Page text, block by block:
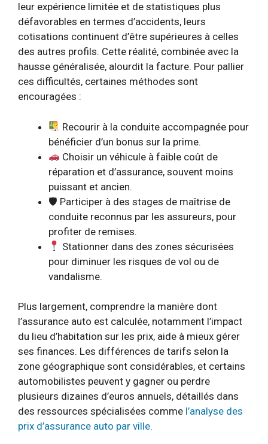
leur expérience limitée et de statistiques plus
défavorables en termes d’accidents, leurs
cotisations continuent d’être supérieures à celles
des autres profils. Cette réalité, combinée avec la
hausse généralisée, alourdit la facture. Pour pallier
ces difficultés, certaines méthodes sont
encouragées :
Recourir à la conduite accompagnée pour
bénéficier d’un bonus sur la prime.
Choisir un véhicule à faible coût de
réparation et d’assurance, souvent moins
puissant et ancien.
🛡 Participer à des stages de maîtrise de
conduite reconnus par les assureurs, pour
profiter de remises.
Stationner dans des zones sécurisées
pour diminuer les risques de vol ou de
vandalisme.
Plus largement, comprendre la manière dont
l’assurance auto est calculée, notamment l’impact
du lieu d’habitation sur les prix, aide à mieux gérer
ses finances. Les différences de tarifs selon la
zone géographique sont considérables, et certains
automobilistes peuvent y gagner ou perdre
plusieurs dizaines d’euros annuels, détaillés dans
des ressources spécialisées comme l’analyse des
prix d’assurance auto par ville.